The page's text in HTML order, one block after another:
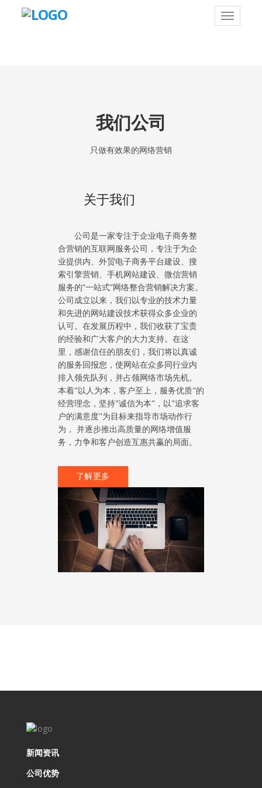
我们公司
只做有效果的网络营销
关于我们
公司是一家专注于企业电子商务整
合营销的互联网服务公司，专注于为企
业提供内、外贸电子商务平台建设、搜
索引擎营销、手机网站建设、微信营销
服务的“一站式”网络整合营销解决方案。
公司成立以来，我们以专业的技术力量
和先进的网站建设技术获得众多企业的
认可。在发展历程中，我们收获了宝贵
的经验和广大客户的大力支持。在这
里，感谢信任的朋友们，我们将以真诚
的服务回报您，使网站在众多同行业内
排入领先队列，并占领网络市场先机。
本着"以人为本，客户至上，服务优质"的
经营理念，坚持"诚信为本"，以"追求客
户的满意度"为目标来指导市场动作行
为， 并逐步推出高质量的网络增值服
务，力争和客户创造互惠共赢的局面。
了解更多
新闻资讯
公司优势